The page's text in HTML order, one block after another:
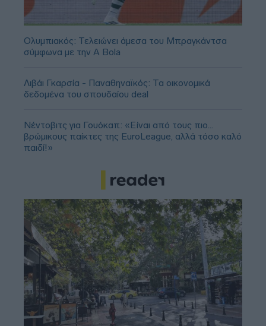
Ολυμπιακός: Τελειώνει άμεσα του Μπραγκάντσα
σύμφωνα με την A Bola
Λιβάι Γκαρσία - Παναθηναϊκός: Τα οικονομικά
δεδομένα του σπουδαίου deal
Νέντοβιτς για Γουόκαπ: «Είναι από τους πιο...
βρώμικους παίκτες της EuroLeague, αλλά τόσο καλό
παιδί!»